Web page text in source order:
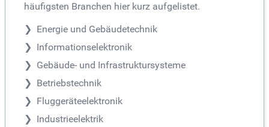
häufigsten Branchen hier kurz aufgelistet.
Energie und Gebäudetechnik
Informationselektronik
Gebäude- und Infrastruktursysteme
Betriebstechnik
Fluggeräteelektronik
Industrieelektrik